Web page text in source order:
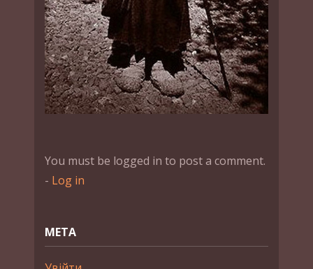
You must be logged in to post a comment.
- Log in
МЕТА